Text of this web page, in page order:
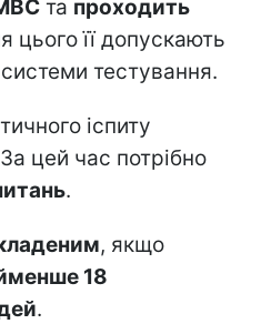
та проходить
цього її допускають
тестування.
іспиту
цей час потрібно
.
, якщо
18
.